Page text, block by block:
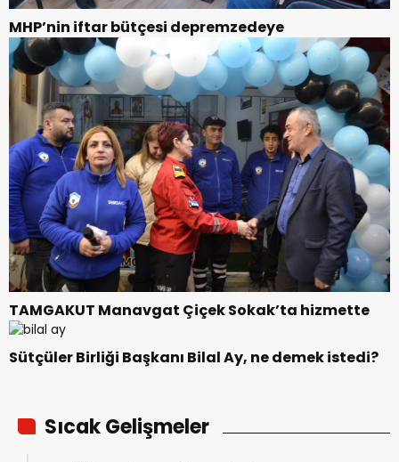
MHP’nin iftar bütçesi depremzedeye
TAMGAKUT Manavgat Çiçek Sokak’ta hizmette
Sütçüler Birliği Başkanı Bilal Ay, ne demek istedi?
Sıcak Gelişmeler